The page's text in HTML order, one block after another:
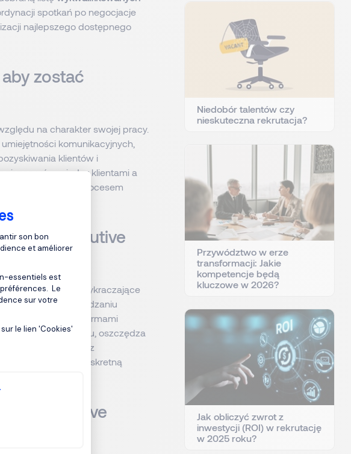
: Personnalisez vos Options
son bon
et améliorer
essentiels est
Le
sur votre
le lien 'Cookies'
spotkań po negocjacje
najlepszego dostępnego
zostać
na charakter swojej pracy.
komunikacyjnych,
klientów i
rozmów między klientami a
zarządzania procesem
firmą executive
usługi wykraczające
korzyści przy obsadzaniu
na współpracę z firmami
talentów na rynku, oszczędza
dostarczanych przez
co umożliwia dyskretną
executive
Niedobór talentów czy
nieskuteczna rekrutacja?
Przywództwo w erze
transformacji: Jakie
kompetencje będą
kluczowe w 2026?
Jak obliczyć zwrot z
inwestycji (ROI) w rekrutację
w 2025 roku?